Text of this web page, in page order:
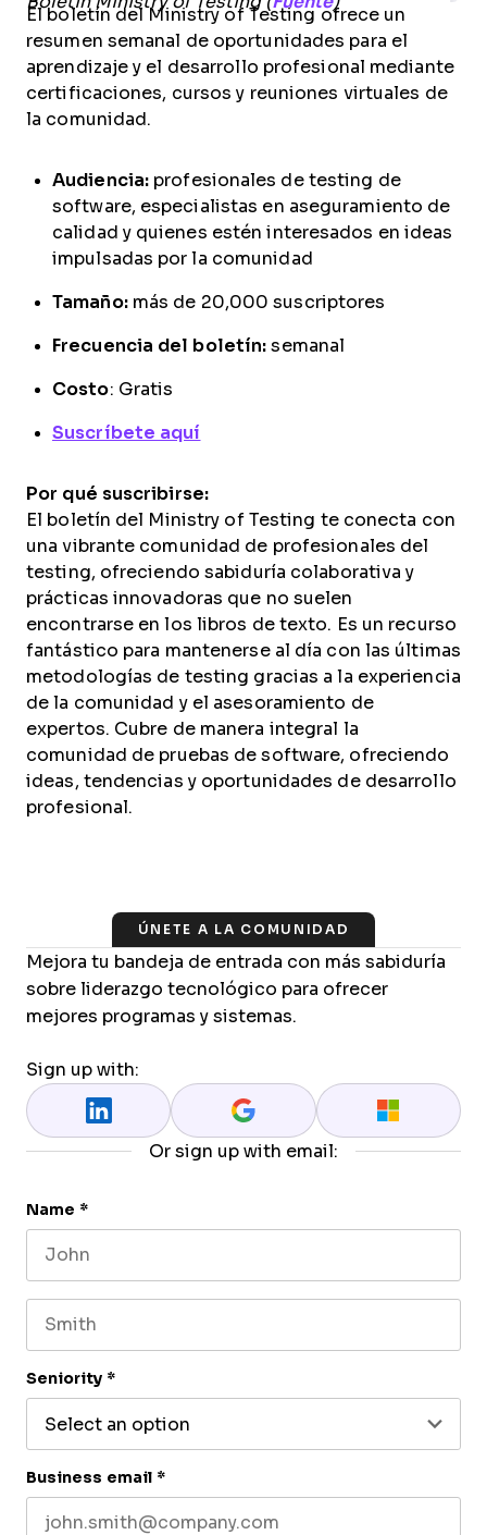
El boletín del Ministry of Testing ofrece un
resumen semanal de oportunidades para el
aprendizaje y el desarrollo profesional mediante
certificaciones, cursos y reuniones virtuales de
la comunidad.
Audiencia: profesionales de testing de
software, especialistas en aseguramiento de
calidad y quienes estén interesados en ideas
impulsadas por la comunidad
Tamaño:más de 20,000 suscriptores
Frecuencia del boletín: semanal
Costo: Gratis
Suscríbete aquí
Por qué suscribirse:
El boletín del Ministry of Testing te conecta con
una vibrante comunidad de profesionales del
testing, ofreciendo sabiduría colaborativa y
prácticas innovadoras que no suelen
encontrarse en los libros de texto. Es un recurso
fantástico para mantenerse al día con las últimas
metodologías de testing gracias a la experiencia
de la comunidad y el asesoramiento de
expertos. Cubre de manera integral la
comunidad de pruebas de software, ofreciendo
ideas, tendencias y oportunidades de desarrollo
profesional.
ÚNETE A LA COMUNIDAD
Mejora tu bandeja de entrada con más sabiduría
sobre liderazgo tecnológico para ofrecer
mejores programas y sistemas.
Sign up with:
Or sign up with email:
Name *
Seniority *
Business email *